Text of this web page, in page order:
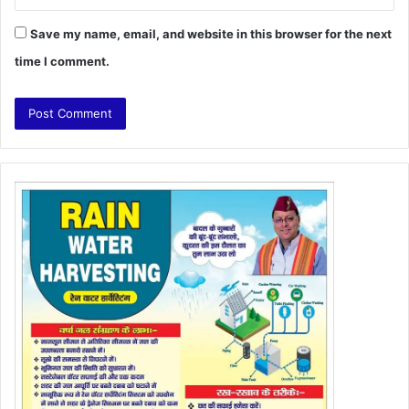
Save my name, email, and website in this browser for the next
time I comment.